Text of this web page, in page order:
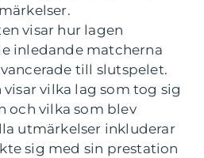
visar hur lagen
inledande matcherna
till slutspelet.
vilka lag som tog sig
och vilka som blev
utmärkelser inkluderar
sig med sin prestation